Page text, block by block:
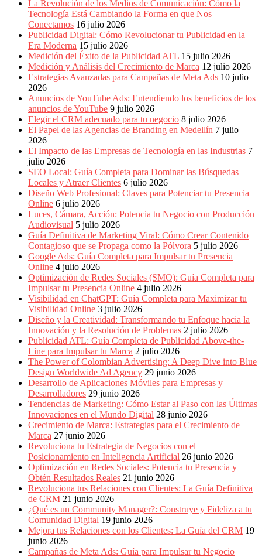
Eventos
Marketing,
Mercadotecnia,
Eventos
Publicitarios,
Colecciónes,
Marcas,
Insigns,
Radio,
Creatividad,
SEO,
Free
RRPP,
Comerciales,
Periodismo,
Revistas,
Magazines
BTL,
Periódicos
Producción
Gráfica
Colombia.
La Revolución de los Medios de Comunicación: Cómo la
Tecnología Está Cambiando la Forma en que Nos
Conectamos 16 julio 2026
Publicidad Digital: Cómo Revolucionar tu Publicidad en la
Era Moderna 15 julio 2026
Medición del Éxito de la Publicidad ATL 15 julio 2026
Medición y Análisis del Crecimiento de Marca 12 julio 2026
Estrategias Avanzadas para Campañas de Meta Ads 10 julio
2026
Anuncios de YouTube Ads: Entendiendo los beneficios de los
anuncios de YouTube 9 julio 2026
Elegir el CRM adecuado para tu negocio 8 julio 2026
El Papel de las Agencias de Branding en Medellín 7 julio
2026
El Impacto de las Empresas de Tecnología en las Industrias 7
julio 2026
SEO Local: Guía Completa para Dominar las Búsquedas
Locales y Atraer Clientes 6 julio 2026
Diseño Web Profesional: Claves para Potenciar tu Presencia
Online 6 julio 2026
Luces, Cámara, Acción: Potencia tu Negocio con Producción
Audiovisual 5 julio 2026
Guía Definitiva de Marketing Viral: Cómo Crear Contenido
Contagioso que se Propaga como la Pólvora 5 julio 2026
Google Ads: Guía Completa para Impulsar tu Presencia
Online 4 julio 2026
Optimización de Redes Sociales (SMO): Guía Completa para
Impulsar tu Presencia Online 4 julio 2026
Visibilidad en ChatGPT: Guía Completa para Maximizar tu
Visibilidad Online 3 julio 2026
Diseño y la Creatividad: Transformando tu Enfoque hacia la
Innovación y la Resolución de Problemas 2 julio 2026
Publicidad ATL: Guía Completa de Publicidad Above-the-
Line para Impulsar tu Marca 2 julio 2026
The Power of Colombian Advertising: A Deep Dive into Blue
Design Worldwide Ad Agency 29 junio 2026
Desarrollo de Aplicaciones Móviles para Empresas y
Desarrolladores 29 junio 2026
Tendencias de Marketing: Cómo Estar al Paso con las Últimas
Innovaciones en el Mundo Digital 28 junio 2026
Crecimiento de Marca: Estrategias para el Crecimiento de
Marca 27 junio 2026
Revoluciona tu Estrategia de Negocios con el
Posicionamiento en Inteligencia Artificial 26 junio 2026
Optimización en Redes Sociales: Potencia tu Presencia y
Obtén Resultados Reales 21 junio 2026
Revoluciona tus Relaciones con Clientes: La Guía Definitiva
de CRM 21 junio 2026
¿Qué es un Community Manager?: Construye y Fideliza a tu
Comunidad Digital 19 junio 2026
Mejora tus Relaciones con los Clientes: La Guía del CRM 19
junio 2026
Campañas de Meta Ads: Guía para Impulsar tu Negocio